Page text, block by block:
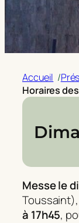
Accueil /
Horaires
Messe le
à 17h45,